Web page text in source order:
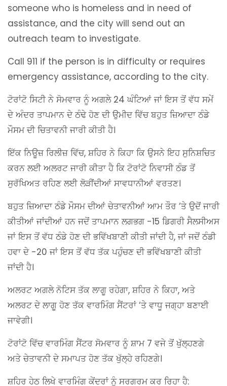
someone who is homeless and in need of
assistance, and the city will send out an
outreach team to investigate.
Call 911 if the person is in difficulty or requires
emergency assistance, according to the city.
ਟੋਰਾਂਟੋ ਸਿਟੀ ਨੇ ਸੋਮਵਾਰ ਨੂੰ ਅਗਲੇ 24 ਘੰਟਿਆਂ ਜਾਂ ਇਸ ਤੋਂ ਵੱਧ ਸਮੇਂ
ਦੇ ਅੰਦਰ ਤਾਪਮਾਨ ਦੇ ਠੰਢੇ ਹੋਣ ਦੀ ਉਮੀਦ ਵਿੱਚ ਬਹੁਤ ਜ਼ਿਆਦਾ ਠੰਡੇ
ਮੌਸਮ ਦੀ ਚਿਤਾਵਨੀ ਜਾਰੀ ਕੀਤੀ ਹੈ।
ਇੱਕ ਨਿਊਜ਼ ਰਿਲੀਜ਼ ਵਿੱਚ, ਸ਼ਹਿਰ ਨੇ ਕਿਹਾ ਕਿ ਉਸਨੇ ਇਹ ਸੁਨਿਸ਼ਚਿਤ
ਕਰਨ ਲਈ ਅਲਰਟ ਜਾਰੀ ਕੀਤਾ ਹੈ ਕਿ ਟੋਰਾਂਟੋ ਨਿਵਾਸੀ ਠੰਡ ਤੋਂ
ਸੁਰੱਖਿਅਤ ਰਹਿਣ ਲਈ ਲੋੜੀਂਦੀਆਂ ਸਾਵਧਾਨੀਆਂ ਵਰਤਣ।
ਬਹੁਤ ਜ਼ਿਆਦਾ ਠੰਡੇ ਮੌਸਮ ਦੀਆਂ ਚੇਤਾਵਨੀਆਂ ਆਮ ਤੌਰ ‘ਤੇ ਉਦੋਂ ਜਾਰੀ
ਕੀਤੀਆਂ ਜਾਂਦੀਆਂ ਹਨ ਜਦੋਂ ਤਾਪਮਾਨ ਲਗਭਗ -15 ਡਿਗਰੀ ਸੈਲਸੀਅਸ
ਜਾਂ ਇਸ ਤੋਂ ਵੱਧ ਠੰਡੇ ਹੋਣ ਦੀ ਭਵਿੱਖਬਾਣੀ ਕੀਤੀ ਜਾਂਦੀ ਹੈ, ਜਾਂ ਜਦੋਂ ਠੰਡੀ
ਹਵਾ ਦੇ -20 ਜਾਂ ਇਸ ਤੋਂ ਵੱਧ ਤੱਕ ਪਹੁੰਚਣ ਦੀ ਭਵਿੱਖਬਾਣੀ ਕੀਤੀ
ਜਾਂਦੀ ਹੈ।
ਅਲਰਟ ਅਗਲੇ ਨੋਟਿਸ ਤੱਕ ਲਾਗੂ ਰਹੇਗਾ, ਸ਼ਹਿਰ ਨੇ ਕਿਹਾ, ਅਤੇ
ਅਲਰਟ ਦੇ ਲਾਗੂ ਹੋਣ ਤੱਕ ਵਾਰਮਿੰਗ ਸੈਂਟਰਾਂ ‘ਤੇ ਵਾਧੂ ਜਗ੍ਹਾ ਬਣਾਈ
ਜਾਵੇਗੀ।
ਟੋਰਾਂਟੋ ਵਿੱਚ ਵਾਰਮਿੰਗ ਸੈਂਟਰ ਸੋਮਵਾਰ ਨੂੰ ਸ਼ਾਮ 7 ਵਜੇ ਤੋਂ ਖੁੱਲ੍ਹਣਗੇ
ਅਤੇ ਚੇਤਾਵਨੀ ਦੇ ਸਮਾਪਤ ਹੋਣ ਤੱਕ ਖੁੱਲ੍ਹੇ ਰਹਿਣਗੇ।
ਸ਼ਹਿਰ ਹੇਠ ਲਿਖੇ ਵਾਰਮਿੰਗ ਕੇਂਦਰਾਂ ਨੂੰ ਸਰਗਰਮ ਕਰ ਰਿਹਾ ਹੈ: